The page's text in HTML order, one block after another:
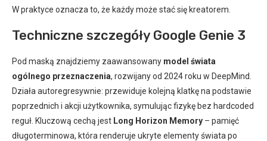
W praktyce oznacza to, że każdy może stać się kreatorem.
Techniczne szczegóły Google Genie 3
Pod maską znajdziemy zaawansowany model świata
ogólnego przeznaczenia, rozwijany od 2024 roku w DeepMind.
Działa autoregresywnie: przewiduje kolejną klatkę na podstawie
poprzednich i akcji użytkownika, symulując fizykę bez hardcoded
reguł. Kluczową cechą jest Long Horizon Memory – pamięć
długoterminowa, która renderuje ukryte elementy świata po